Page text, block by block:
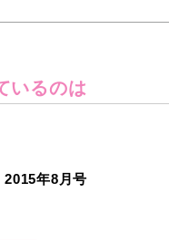
いるのは
年8月号